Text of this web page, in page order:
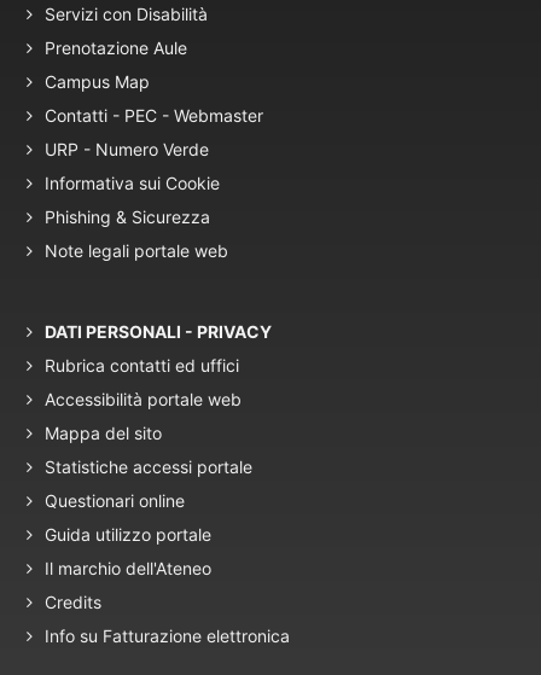
Servizi con Disabilità
Prenotazione Aule
Campus Map
Contatti - PEC - Webmaster
URP - Numero Verde
Informativa sui Cookie
Phishing & Sicurezza
Note legali portale web
DATI PERSONALI - PRIVACY
Rubrica contatti ed uffici
Accessibilità portale web
Mappa del sito
Statistiche accessi portale
Questionari online
Guida utilizzo portale
Il marchio dell'Ateneo
Credits
Info su Fatturazione elettronica